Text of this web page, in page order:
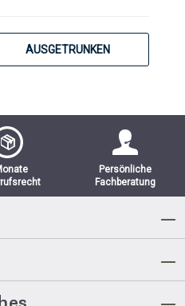
AUSGETRUNKEN
Persönliche
Fachberatung